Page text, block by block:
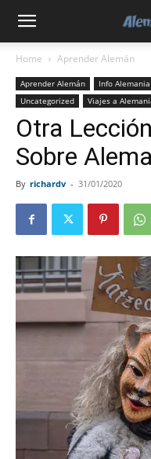
Home Aprender Alemán
Aprender Alemán Info Alemania
Uncategorized
Viajes a
Otra
Sobre
By richardv - 31/01/2020